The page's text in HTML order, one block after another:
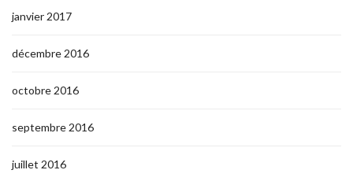
janvier 2017
décembre 2016
octobre 2016
septembre 2016
juillet 2016